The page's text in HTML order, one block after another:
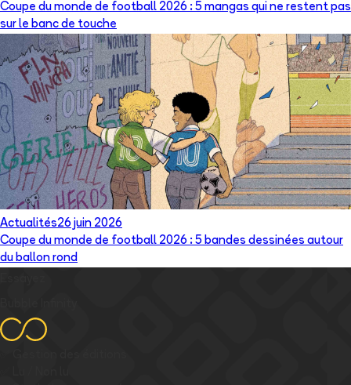
Coupe du monde de football 2026 : 5 mangas qui ne restent pas
sur le banc de touche
Actualités26 juin 2026
Coupe du monde de football 2026 : 5 bandes dessinées autour
du ballon rond